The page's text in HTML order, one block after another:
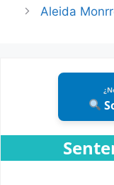
Aleida